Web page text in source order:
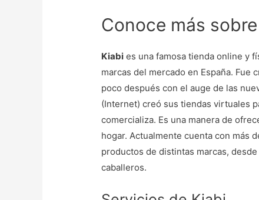
Conoce más
Kiabi es una famosa tienda online y
marcas del mercado en España. Fue
poco después con el auge de las
(Internet) creó sus tiendas virtuales
comercializa. Es una manera de
hogar. Actualmente cuenta con más
productos de distintas marcas,
caballeros.